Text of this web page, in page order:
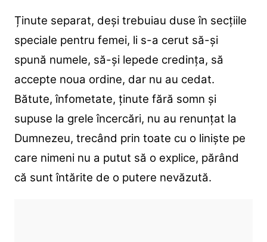
Ținute separat, deși trebuiau duse în secțiile
speciale pentru femei, li s-a cerut să-și
spună numele, să-și lepede credința, să
accepte noua ordine, dar nu au cedat.
Bătute, înfometate, ținute fără somn și
supuse la grele încercări, nu au renunțat la
Dumnezeu, trecând prin toate cu o liniște pe
care nimeni nu a putut să o explice, părând
că sunt întărite de o putere nevăzută.